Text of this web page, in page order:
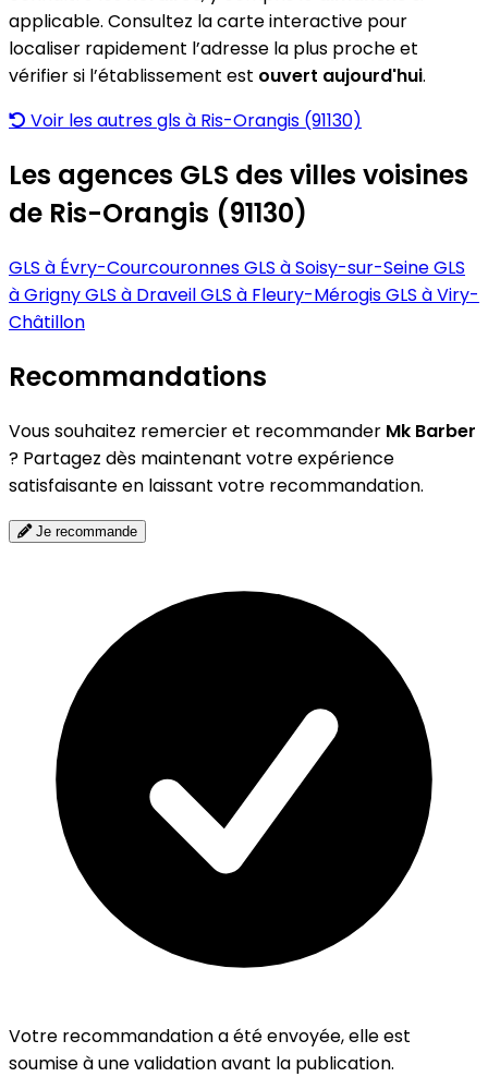
applicable. Consultez la carte interactive pour
localiser rapidement l’adresse la plus proche et
vérifier si l’établissement est ouvert aujourd'hui.
Voir les autres gls à Ris-Orangis (91130)
Les agences GLS des villes voisines
de Ris-Orangis (91130)
GLS à Évry-CourcouronnesGLS à Soisy-sur-SeineGLS
à GrignyGLS à DraveilGLS à Fleury-MérogisGLS à Viry-
Châtillon
Recommandations
Vous souhaitez remercier et recommander Mk Barber
? Partagez dès maintenant votre expérience
satisfaisante en laissant votre recommandation.
Je recommande
Votre recommandation a été envoyée, elle est
soumise à une validation avant la publication.